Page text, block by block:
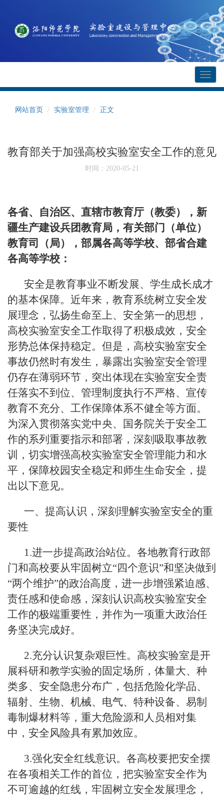
Toggle
网站首页 实验室管理 正文
教育部关于加强高校实验室安全工作的意见
时间：2020-05-21
各省、自治区、直辖市教育厅（教委），新
疆生产建设兵团教育局，有关部门（单位）
教育司（局），部属各高等学校、部省合建
各高等学校：
安全是教育事业不断发展、学生成长成才
的基本保障。近年来，教育系统树立安全发
展理念，弘扬生命至上、安全第一的思想，
高校实验室安全工作取得了积极成效，安全
形势总体保持稳定。但是，高校实验室安全
事故仍然时有发生，暴露出实验室安全管理
仍存在薄弱环节，突出体现在实验室安全责
任落实不到位、管理制度执行不严格、宣传
教育不充分、工作保障体系不健全等方面。
为深入贯彻落实党中央、国务院关于安全工
作的系列重要指示和部署，深刻吸取事故教
训，切实增强高校实验室安全管理能力和水
平，保障校园安全稳定和师生生命安全，提
出以下意见。
一、提高认识，深刻理解实验室安全的重
要性
1.进一步提高政治站位。各地教育行政部
门和高校要从牢固树立“四个意识”和坚决做到
“两个维护”的政治高度，进一步增强紧迫感、
责任感和使命感，深刻认识高校实验室安全
工作的极端重要性，并作为一项重大政治任
务坚决完成好。
2.充分认识复杂艰巨性。高校实验室是开
展科研和教学实验的固定场所，体量大、种
类多、安全隐患分布广，包括危险化学品、
辐射、生物、机械、电气、特种设备、易制
毒制爆材料等，重大危险源和人员相对集
中，安全风险具有累加效应。
3.强化安全红线意识。各高校要把安全摆
在各项相关工作的首位，把实验室安全作为
不可逾越的红线，牢固树立安全发展理念，